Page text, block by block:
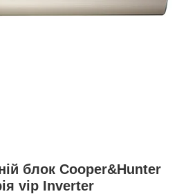
блок Cooper&Hunter
vip Inverter